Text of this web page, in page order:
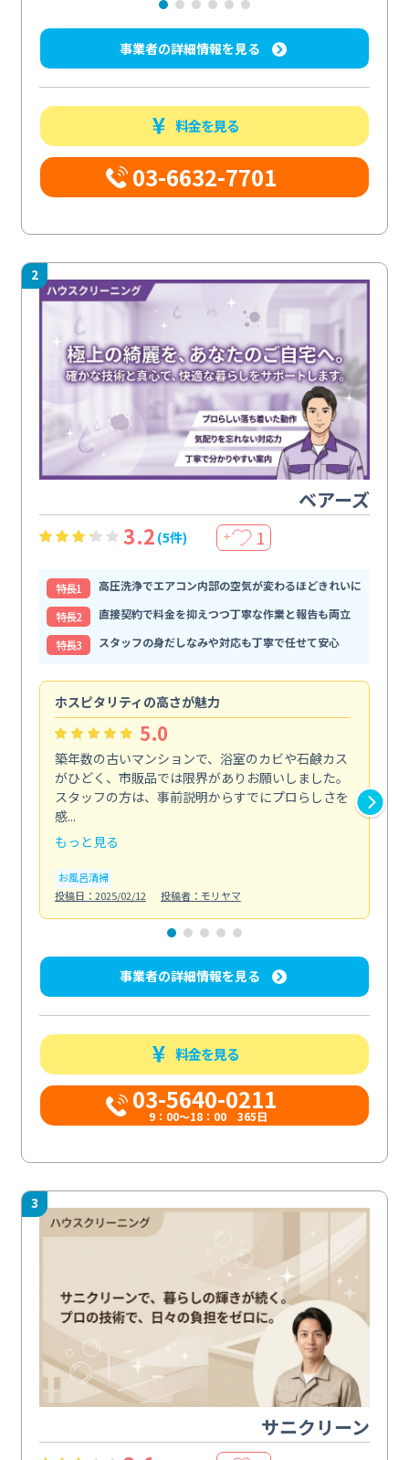
事業者の詳細情報を見る
料金を見る
03-6632-7701
2
ベアーズ
3.2 (5件) ＋ 1
特⻑1
高圧洗浄でエアコン内部の空気が変わるほどきれいに
特⻑2
直接契約で料金を抑えつつ丁寧な作業と報告も両立
特⻑3
スタッフの身だしなみや対応も丁寧で任せて安心
ホスピタリティの高さが魅力
5.0
築年数の古いマンションで、浴室のカビや石鹸カス
がひどく、市販品では限界がありお願いしました。
スタッフの方は、事前説明からすでにプロらしさを
感...
もっと見る
お風呂清掃
投稿日：2025/02/12
投稿者：モリヤマ
事業者の詳細情報を見る
料金を見る
03-5640-0211
9：00～18：00 365日
3
サニクリーン